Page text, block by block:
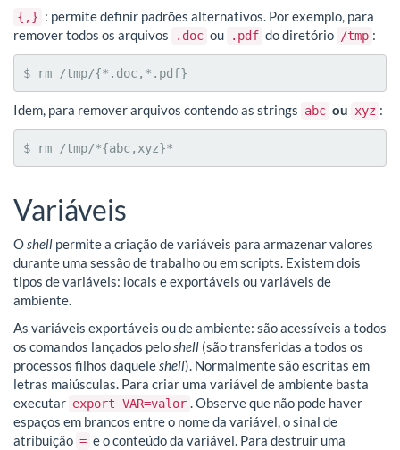
{,} : permite definir padrões alternativos. Por exemplo, para
remover todos os arquivos
.doc ou .pdf do diretório /tmp :
$ rm /tmp/{*.doc,*.pdf}
Idem, para remover arquivos contendo as strings abc ou xyz :
$ rm /tmp/*{abc,xyz}*
Variáveis
Oshell permite a criação de variáveis para armazenar valores
durante uma sessão de trabalho ou em scripts. Existem dois
tipos de variáveis: locais e exportáveis ou variáveis de
ambiente.
As variáveis exportáveis ou de ambiente: são acessíveis a todos
os comandos lançados peloshell (são transferidas a todos os
processos filhos daqueleshell). Normalmente são escritas em
letras maiúsculas. Para criar uma variável de ambiente basta
executar export VAR=valor . Observe que não pode haver
espaços em brancos entre o nome da variável, o sinal de
atribuição = e o conteúdo da variável. Para destruir uma